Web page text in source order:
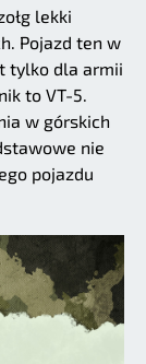
lekki
Pojazd ten w
tylko dla armii
to VT-5.
w górskich
nie
pojazdu